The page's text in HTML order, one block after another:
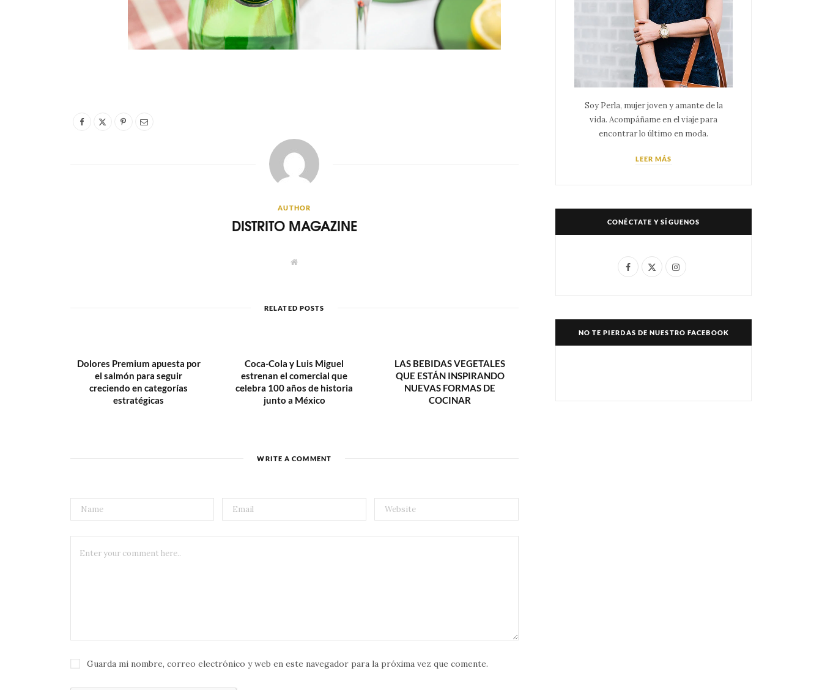
AUTHOR
DISTRITO MAGAZINE
W
e
RELATED POSTS
Dolores Premium apuesta por
el salmón para seguir
creciendo en categorías
estratégicas
Coca-Cola y Luis Miguel
estrenan el comercial que
celebra 100 años de historia
junto a México
LAS BEBIDAS VEGETALES
QUE ESTÁN INSPIRANDO
NUEVAS FORMAS DE
COCINAR
WRITE A COMMENT
Guarda mi nombre, correo electrónico y web en este navegador para la próxima vez que comente.
Soy Perla, mujer joven y amante de la
vida. Acompáñame en el viaje para
encontrar lo último en moda.
LEER MÁS
CONÉCTATE Y SÍGUENOS
F
e
X
w
I
t
NO TE PIERDAS DE NUESTRO FACEBOOK